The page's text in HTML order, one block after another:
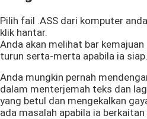
Pilih fail .ASS dari komputer
klik hantar.
Anda akan melihat bar
turun serta-merta apabila ia siap.
Anda mungkin pernah
dalam menterjemah teks dan
yang betul dan mengekalkan
ada masalah apabila ia